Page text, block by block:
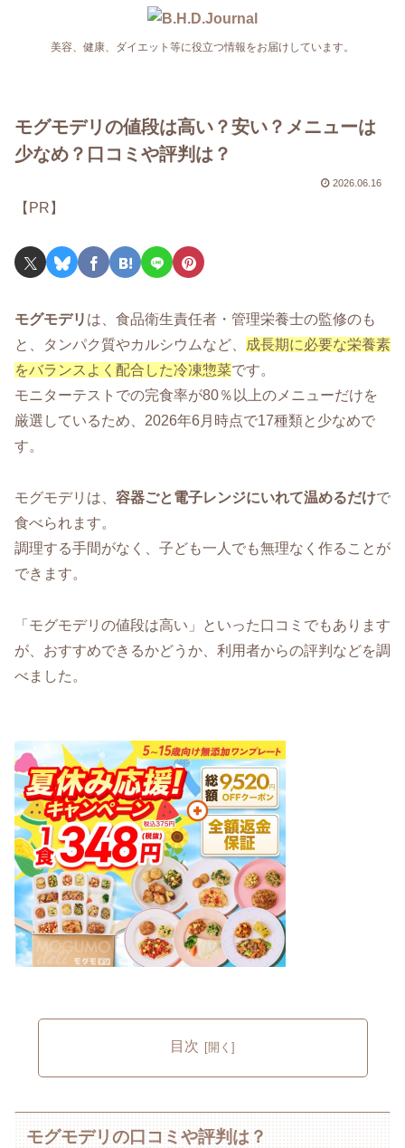
美容、健康、ダイエット等に役立つ情報をお届けしています。
モグモデリの値段は高い？安い？メニューは
少なめ？口コミや評判は？
2026.06.16
【PR】
モグモデリ は、食品衛生責任者・管理栄養士の監修のも
と、タンパク質やカルシウムなど、
成長期に必要な栄養素
をバランスよく配合した冷凍惣菜です。
モニターテストでの完食率が80％以上のメニューだけを
厳選しているため、2026年6月時点で17種類と少なめで
す。
モグモデリは、 容器ごと電子レンジにいれて温めるだけで
食べられます。
調理する手間がなく、子ども一人でも無理なく作ることが
できます。
「モグモデリの値段は高い」といった口コミでもあります
が、おすすめできるかどうか、利用者からの評判などを調
べました。
目次
モグモデリの口コミや評判は？